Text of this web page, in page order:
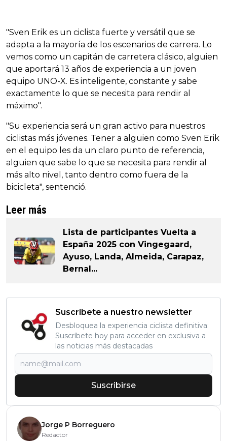
"Sven Erik es un ciclista fuerte y versátil que se
adapta a la mayoría de los escenarios de carrera. Lo
vemos como un capitán de carretera clásico, alguien
que aportará 13 años de experiencia a un joven
equipo UNO-X. Es inteligente, constante y sabe
exactamente lo que se necesita para rendir al
máximo".
"Su experiencia será un gran activo para nuestros
ciclistas más jóvenes. Tener a alguien como Sven Erik
en el equipo les da un claro punto de referencia,
alguien que sabe lo que se necesita para rendir al
más alto nivel, tanto dentro como fuera de la
bicicleta", sentenció.
Leer más
Lista de participantes Vuelta a
España 2025 con Vingegaard,
Ayuso, Landa, Almeida, Carapaz,
Bernal...
Suscríbete a nuestro newsletter
Desbloquea la experiencia ciclista definitiva:
Suscríbete hoy para acceder en exclusiva a
las noticias más destacadas
Suscribirse
Jorge P Borreguero
Redactor